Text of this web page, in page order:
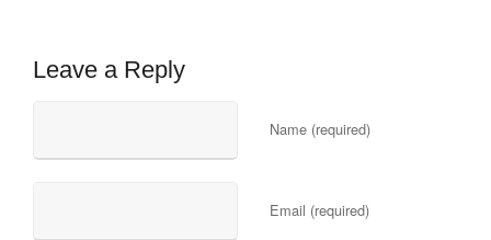
Leave a Reply
Name (required)
Email (required)